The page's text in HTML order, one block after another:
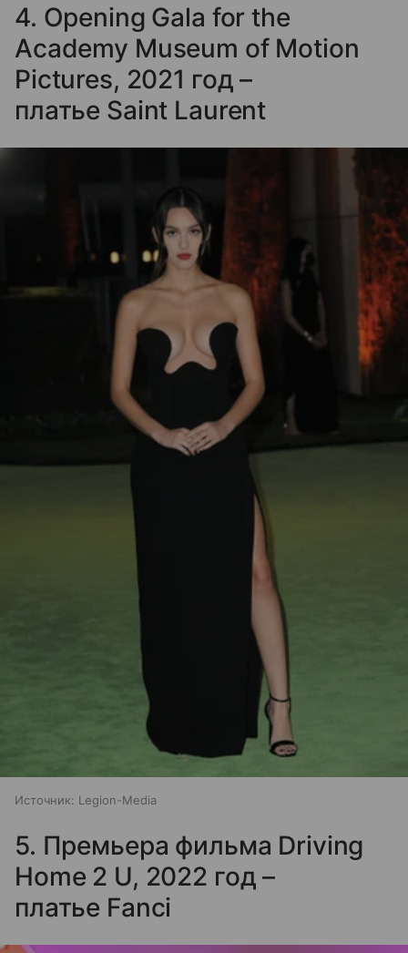
4. Opening Gala for the
Academy Museum of Motion
Pictures, 2021 год –
платье Saint Laurent
Источник: Legion-Media
5. Премьера фильма Driving
Home 2 U, 2022 год –
платье Fanci